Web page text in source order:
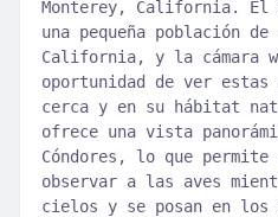
Monterey, California. El
una pequeña población de
California, y la cámara
oportunidad de ver estas
cerca y en su hábitat
ofrece una vista
Cóndores, lo que permite
observar a las aves
cielos y se posan en los